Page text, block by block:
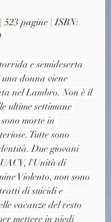
523 pagine | ISBN:
e semideserta
donna viene
nel Lambro. Non è il
ultime settimane
morte in
Tutte sono
Due giovani
l'Unità di
Violento, non sono
di suicidi e
vacanze del resto
mettere in piedi